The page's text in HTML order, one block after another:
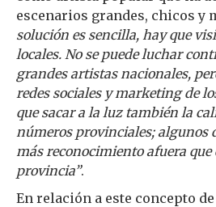
escenarios grandes, chicos y
solución es sencilla, hay que
locales. No se puede luchar
grandes artistas nacionales,
redes sociales y marketing de
que sacar a la luz también la
números provinciales; algunos
más reconocimiento afuera que
provincia”.
En relación a este concepto